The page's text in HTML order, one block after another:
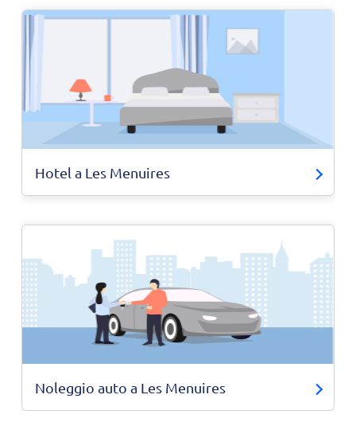
Hotel a Les Menuires
Noleggio auto a Les Menuires